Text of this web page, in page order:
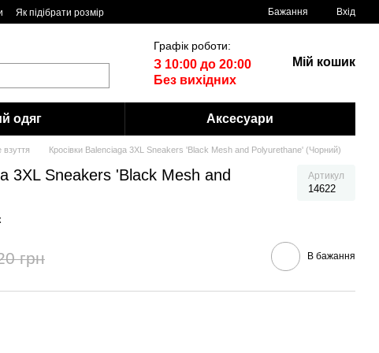
Як пiдiбрати розмiр Бажання Вхід
Графік роботи:
З 10:00 до 20:00
Без вихідних
Мій кошик
одяг Аксесуари
взуття Кросівки Balenciaga 3XL Sneakers 'Black Mesh and Polyurethane' (Чорний)
3XL Sneakers 'Black Mesh and
Артикул
14622
грн В бажання